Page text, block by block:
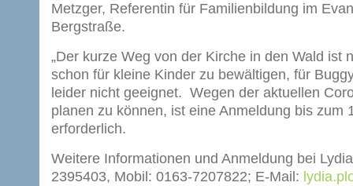
Metzger, Referentin für Familienbildung im
Bergstraße.
„Der kurze Weg von der Kirche in den Wald ist
schon für kleine Kinder zu bewältigen, für
leider nicht geeignet. Wegen der aktuellen
planen zu können, ist eine Anmeldung bis zum
erforderlich.
Weitere Informationen und Anmeldung bei
2395403, Mobil: 0163-7207822; E-Mail: